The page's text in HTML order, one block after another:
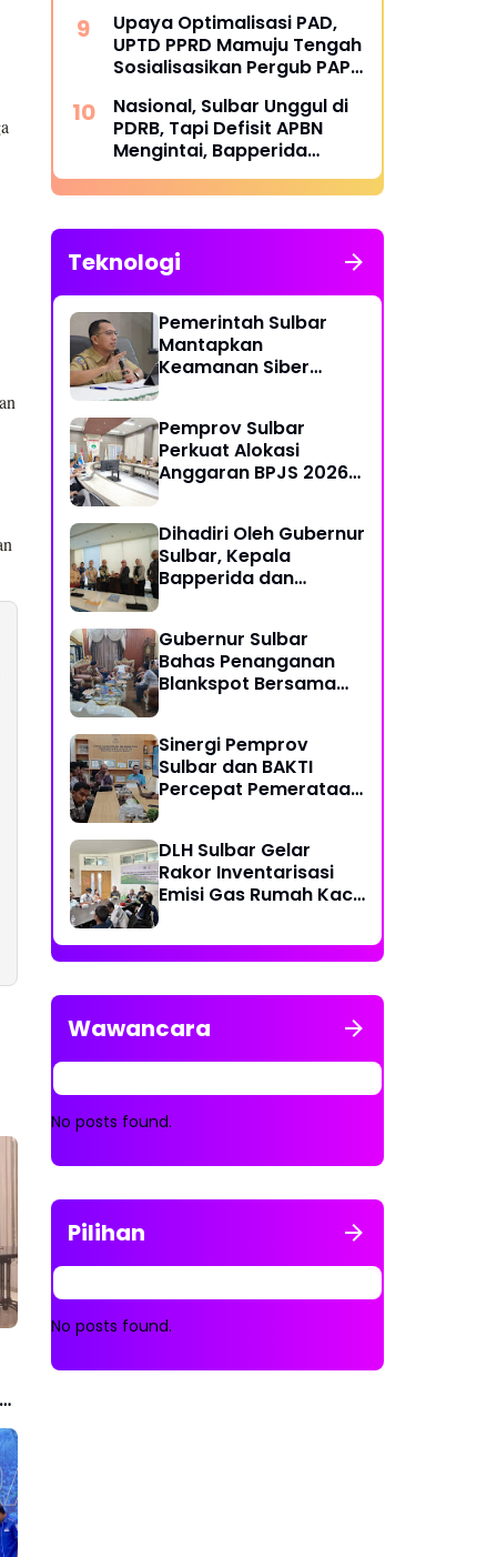
Upaya Optimalisasi PAD,
UPTD PPRD Mamuju Tengah
Sosialisasikan Pergub PAP
Tassisara
Nasional, Sulbar Unggul di
PDRB, Tapi Defisit APBN
Mengintai, Bapperida
Siapkan Respons
Teknologi
Pemerintah Sulbar
Mantapkan
Keamanan Siber
Enam Kabupaten
Pemprov Sulbar
Perkuat Alokasi
Anggaran BPJS 2026
Dihadiri Oleh Gubernur
Sulbar, Kepala
Bapperida dan
Titik Akses Internet
Gubernur Sulbar
Bahas Penanganan
Blankspot Bersama
Sinergi Pemprov
Sulbar dan BAKTI
Percepat Pemerataan
DLH Sulbar Gelar
Rakor Inventarisasi
Emisi Gas Rumah Kaca
Wawancara
No posts found.
Pilihan
No posts found.